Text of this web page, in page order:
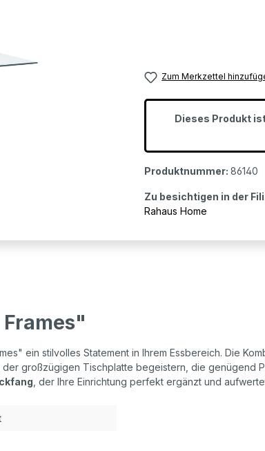
Zum Merkzettel
Dieses Produkt
Produktnummer: 86140
Zu besichtigen in der
Rahaus Home
ein stilvolles Statement in Ihrem Essbereich. Die
großzügigen Tischplatte begeistern, die genügend
, der Ihre Einrichtung perfekt ergänzt und